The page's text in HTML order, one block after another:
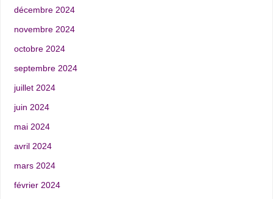
décembre 2024
novembre 2024
octobre 2024
septembre 2024
juillet 2024
juin 2024
mai 2024
avril 2024
mars 2024
février 2024